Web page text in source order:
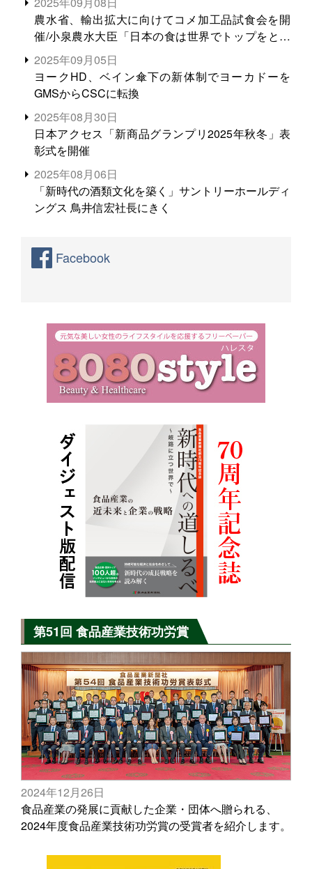
農水省、輸出拡大に向けてコメ加工品試食会を開
催/小泉農水大臣「日本の食は世界でトップをとれ
る。米増産に向けて、米輸出需要の拡大を」
2025年09月05日
ヨークHD、ベイン傘下の新体制でヨーカドーを
GMSからCSCに転換
2025年08月30日
日本アクセス「新商品グランプリ2025年秋冬」表
彰式を開催
2025年08月06日
「新時代の酒類文化を築く」サントリーホールディ
ングス 鳥井信宏社長にきく
Facebook
第51回 食品産業技術功労賞
2024年12月26日
食品産業の発展に貢献した企業・団体へ贈られる、
2024年度食品産業技術功労賞の受賞者を紹介します。